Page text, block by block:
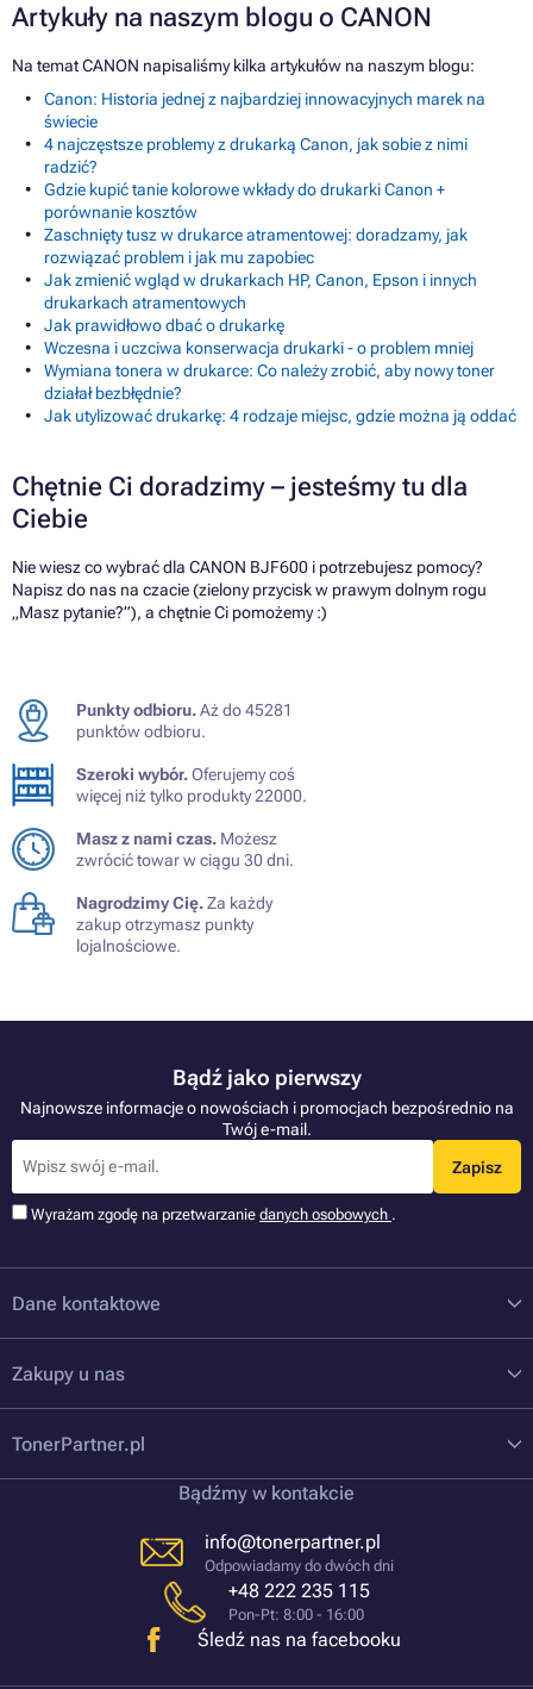
Artykuły na naszym blogu o CANON
Na temat CANON napisaliśmy kilka artykułów na naszym blogu:
Canon: Historia jednej z najbardziej innowacyjnych marek na
świecie
4 najczęstsze problemy z drukarką Canon, jak sobie z nimi
radzić?
Gdzie kupić tanie kolorowe wkłady do drukarki Canon +
porównanie kosztów
Zaschnięty tusz w drukarce atramentowej: doradzamy, jak
rozwiązać problem i jak mu zapobiec
Jak zmienić wgląd w drukarkach HP, Canon, Epson i innych
drukarkach atramentowych
Jak prawidłowo dbać o drukarkę
Wczesna i uczciwa konserwacja drukarki - o problem mniej
Wymiana tonera w drukarce: Co należy zrobić, aby nowy toner
działał bezbłędnie?
Jak utylizować drukarkę: 4 rodzaje miejsc, gdzie można ją oddać
Chętnie Ci doradzimy – jesteśmy tu dla
Ciebie
Nie wiesz co wybrać dla CANON BJF600 i potrzebujesz pomocy?
Napisz do nas na czacie (zielony przycisk w prawym dolnym rogu
„Masz pytanie?”), a chętnie Ci pomożemy :)
Punkty odbioru.Aż do 45281
punktów odbioru.
Szeroki wybór.Oferujemy coś
więcej niż tylko produkty 22000.
Masz z nami czas. Możesz
zwrócić towar w ciągu 30 dni.
Nagrodzimy Cię.Za każdy
zakup otrzymasz punkty
lojalnościowe.
Bądź jako pierwszy
Najnowsze informacje o nowościach i promocjach bezpośrednio na
Twój e-mail.
Zapisz
Wyrażam zgodę na przetwarzanie danych osobowych .
Dane kontaktowe
Zakupy u nas
TonerPartner.pl
Bądźmy w kontakcie
info@tonerpartner.pl
Odpowiadamy do dwóch dni
+48 222 235 115
Pon-Pt: 8:00 - 16:00
Śledź nas na facebooku